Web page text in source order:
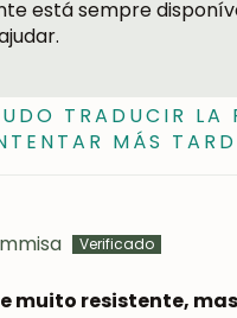
está sempre
TRADUCIR LA
MÁS
muito resistente, mas